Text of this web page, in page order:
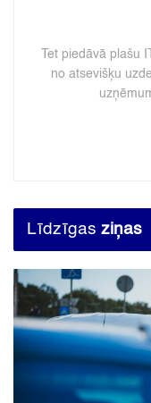
Tet piedāvā plašu
no atsevišķu
Līdzīgas ziņas